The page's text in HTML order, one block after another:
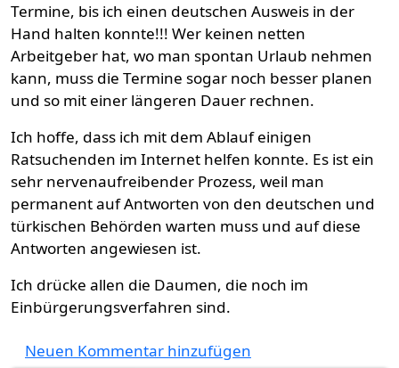
Termine, bis ich einen deutschen Ausweis in der
Hand halten konnte!!! Wer keinen netten
Arbeitgeber hat, wo man spontan Urlaub nehmen
kann, muss die Termine sogar noch besser planen
und so mit einer längeren Dauer rechnen.
Ich hoffe, dass ich mit dem Ablauf einigen
Ratsuchenden im Internet helfen konnte. Es ist ein
sehr nervenaufreibender Prozess, weil man
permanent auf Antworten von den deutschen und
türkischen Behörden warten muss und auf diese
Antworten angewiesen ist.
Ich drücke allen die Daumen, die noch im
Einbürgerungsverfahren sind.
Neuen Kommentar hinzufügen